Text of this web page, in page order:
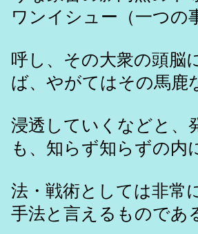
ワンイシュー（一つの
呼し、その大衆の頭脳
ば、やがてはその馬鹿
浸透していくなどと、
も、知らず知らずの内
法・戦術としては非常
手法と言えるものであ